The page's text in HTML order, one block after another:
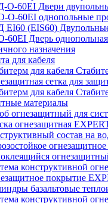
О-60EI Двери
О-60EI однопольные
EI60 (EIS60)
60EI Дверь
назначения
для кабеля
для кабеля
сетка для
для кабеля
материалы
огнезащитный для
огнезащитная
состав на
конструктивной
покрытие
базальтовые
конструктивной